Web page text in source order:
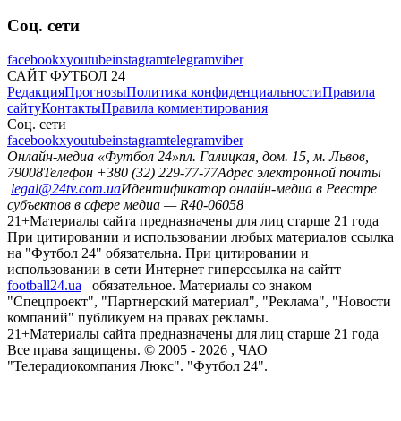
Соц. сети
facebookxyoutubeinstagramtelegramviber
САЙТ ФУТБОЛ 24
РедакцияПрогнозыПолитика конфиденциальностиПравила
сайтуКонтактыПравила комментирования
Соц. сети
facebookxyoutubeinstagramtelegramviber
Онлайн-медиа «Футбол 24»пл. Галицкая, дом. 15, м. Львов,
79008Телефон +380 (32) 229-77-77Адрес электронной почты
legal@24tv.com.uaИдентификатор онлайн-медиа в Реестре
субъектов в сфере медиа — R40-06058
21+Материалы сайта предназначены для лиц старше 21 года
При цитировании и использовании любых материалов ссылка
на "Футбол 24" обязательна. При цитировании и
использовании в сети Интернет гиперссылка на сайтт
football24.ua
обязательное. Материалы со знаком
"Спецпроект", "Партнерский материал", "Реклама", "Новости
компаний" публикуем на правах рекламы.
21+Материалы сайта предназначены для лиц старше 21 года
Все права защищены. © 2005 - 2026 , ЧАО
"Телерадиокомпания Люкс". "Футбол 24".